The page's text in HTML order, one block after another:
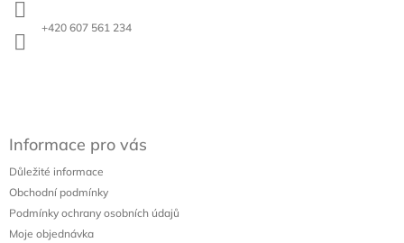
+420 607 561 234
Informace pro vás
Důležité informace
Obchodní podmínky
Podmínky ochrany osobních údajů
Moje objednávka